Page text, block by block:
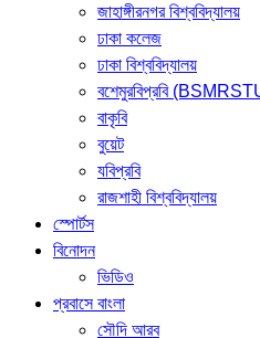
জাহাঙ্গীরনগর বিশ্ববিদ্যালয়
ঢাকা কলেজ
ঢাকা বিশ্ববিদ্যালয়
বশেমুরবিপ্রবি
বাকৃবি
বুয়েট
যবিপ্রবি
রাজশাহী বিশ্ববিদ্যালয়
স্পোর্টস
বিনোদন
ভিডিও
প্রবাসে বাংলা
সৌদি আরব